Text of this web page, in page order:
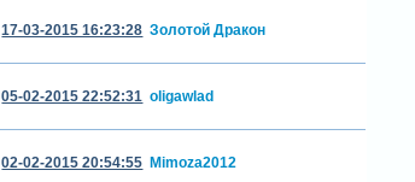
17-03-2015 16:23:28 Золотой Дракон
05-02-2015 22:52:31 oligawlad
02-02-2015 20:54:55 Mimoza2012